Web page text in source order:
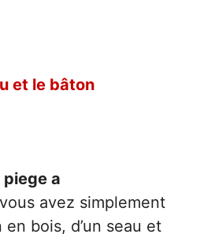
et le bâton
piege a
avez simplement
en bois, d’un seau et